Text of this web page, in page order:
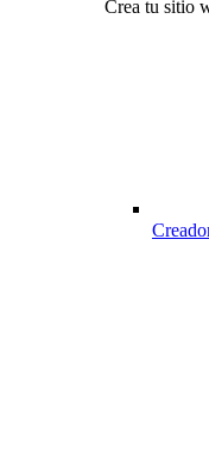
Crea tu sitio